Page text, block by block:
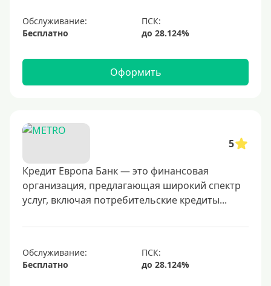
Обслуживание:
Бесплатно
Оформить
5
Кредит Европа Банк — это финансовая
организация, предлагающая широкий спектр
услуг, включая потребительские кредиты...
Обслуживание:
Бесплатно